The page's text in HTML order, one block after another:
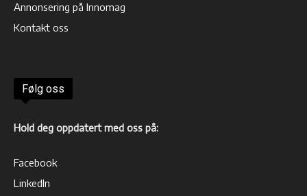
Annonsering på Innomag
Kontakt oss
Følg oss
Hold deg oppdatert med oss på:
Facebook
LinkedIn